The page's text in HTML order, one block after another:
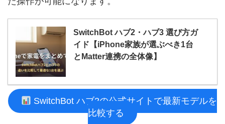
SwitchBot ハブ2・ハブ3 選び方ガ
イド【iPhone家族が選ぶべき1台
とMatter連携の全体像】
SwitchBot ハブ2の公式サイトで最新モデルを
比較する